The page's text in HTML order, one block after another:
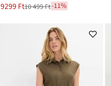
Új
9299 Ft
Leárazva10 499 Ft-11%